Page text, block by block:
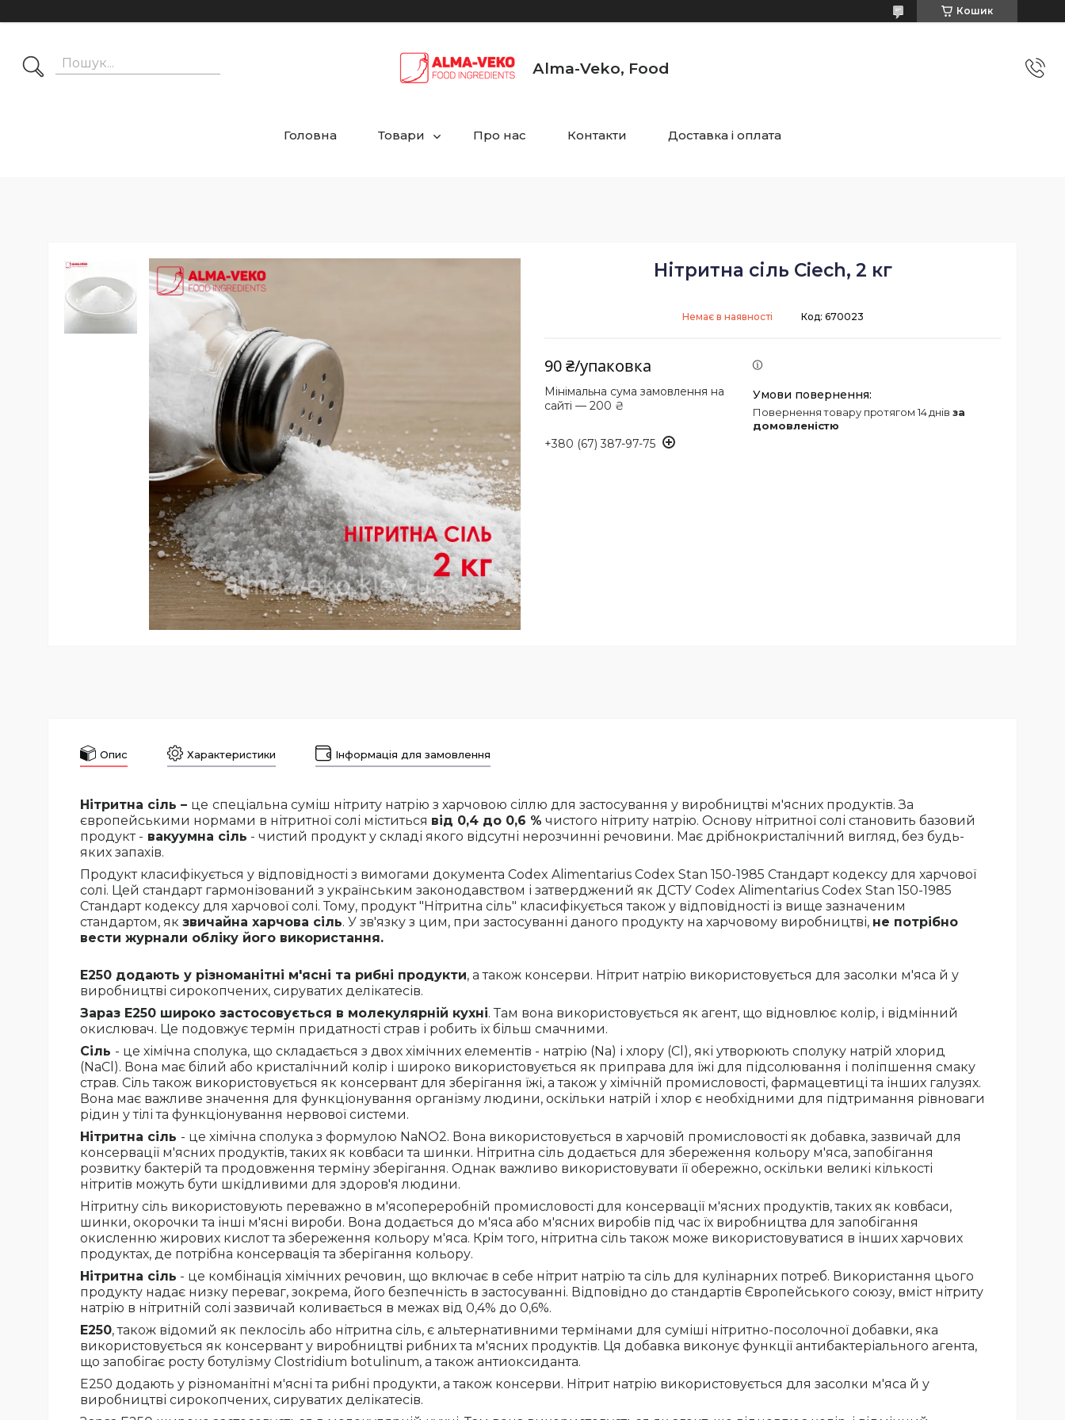
Кошик
Аlma-Veko, Food
Головна Товари Про нас Контакти Доставка і оплата
Нітритна сіль Ciech, 2 кг
Немає в наявності Код: 670023
90 ₴/упаковка
Мінімальна сума замовлення на
сайті — 200 ₴
+380 (67) 387-97-75
повернення товару протягом 14 днів за
домовленістю
Опис Характеристики Інформація для замовлення
Нітритна сіль – це спеціальна суміш нітриту натрію з харчовою сіллю для застосування у виробництві м'ясних продуктів. За
європейськими нормами в нітритної солі міститься від 0,4 до 0,6 % чистого нітриту натрію. Основу нітритної солі становить базовий
продукт - вакуумна сіль - чистий продукт у складі якого відсутні нерозчинні речовини. Має дрібнокристалічний вигляд, без будь-
яких запахів.
Продукт класифікується у відповідності з вимогами документа Codex Alimentarius Codex Stan 150-1985 Стандарт кодексу для харчової
солі. Цей стандарт гармонізований з українським законодавством і затверджений як ДСТУ Codex Alimentarius Codex Stan 150-1985
Стандарт кодексу для харчової солі. Тому, продукт "Нітритна сіль" класифікується також у відповідності із вище зазначеним
стандартом, як звичайна харчова сіль. У зв'язку з цим, при застосуванні даного продукту на харчовому виробництві, не потрібно
вести журнали обліку його використання.
Е250 додають у різноманітні м'ясні та рибні продукти, а також консерви. Нітрит натрію використовується для засолки м'яса й у
виробництві сирокопчених, сируватих делікатесів.
Зараз Е250 широко застосовується в молекулярній кухні. Там вона використовується як агент, що відновлює колір, і відмінний
окислювач. Це подовжує термін придатності страв і робить їх більш смачними.
Сіль - це хімічна сполука, що складається з двох хімічних елементів - натрію (Na) і хлору (Cl), які утворюють сполуку натрій хлорид
(NaCl). Вона має білий або кристалічний колір і широко використовується як приправа для їжі для підсолювання і поліпшення смаку
страв. Сіль також використовується як консервант для зберігання їжі, а також у хімічній промисловості, фармацевтиці та інших галузях.
Вона має важливе значення для функціонування організму людини, оскільки натрій і хлор є необхідними для підтримання рівноваги
рідин у тілі та функціонування нервової системи.
Нітритна сіль - це хімічна сполука з формулою NaNO2. Вона використовується в харчовій промисловості як добавка, зазвичай для
консервації м'ясних продуктів, таких як ковбаси та шинки. Нітритна сіль додається для збереження кольору м'яса, запобігання
розвитку бактерій та продовження терміну зберігання. Однак важливо використовувати її обережно, оскільки великі кількості
нітритів можуть бути шкідливими для здоров'я людини.
Нітритну сіль використовують переважно в м'ясопереробній промисловості для консервації м'ясних продуктів, таких як ковбаси,
шинки, окорочки та інші м'ясні вироби. Вона додається до м'яса або м'ясних виробів під час їх виробництва для запобігання
окисленню жирових кислот та збереження кольору м'яса. Крім того, нітритна сіль також може використовуватися в інших харчових
продуктах, де потрібна консервація та зберігання кольору.
Нітритна сіль - це комбінація хімічних речовин, що включає в себе нітрит натрію та сіль для кулінарних потреб. Використання цього
продукту надає низку переваг, зокрема, його безпечність в застосуванні. Відповідно до стандартів Європейського союзу, вміст нітриту
натрію в нітритній солі зазвичай коливається в межах від 0,4% до 0,6%.
Е250, також відомий як пеклосіль або нітритна сіль, є альтернативними термінами для суміші нітритно-посолочної добавки, яка
використовується як консервант у виробництві рибних та м'ясних продуктів. Ця добавка виконує функції антибактеріального агента,
що запобігає росту ботулізму Clostridium botulinum, а також антиоксиданта.
Е250 додають у різноманітні м'ясні та рибні продукти, а також консерви. Нітрит натрію використовується для засолки м'яса й у
виробництві сирокопчених, сируватих делікатесів.